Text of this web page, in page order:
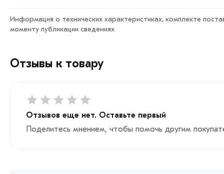
Для приобретения данной позиции, кликните мышкой
«Быстрый заказ». Также можете купить позвонив по
с Вами для согласования условий доставки или
Информация о технических характеристиках, комплекте
моменту публикации сведениях
Отзывы к товару
Отзывов еще нет. Оставьте первый
Поделитесь мнением, чтобы помочь другим